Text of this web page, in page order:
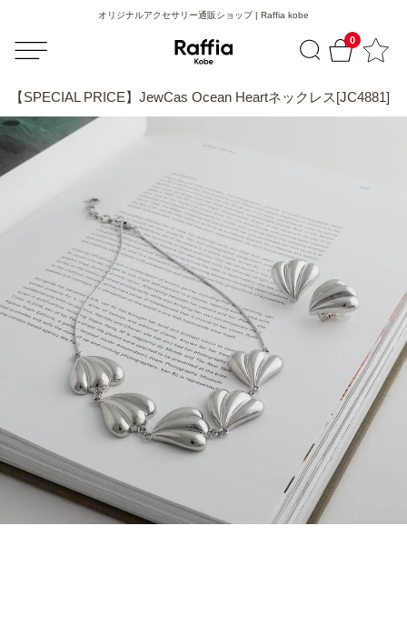
0
オリジナルアクセサリー通販ショップ | Raffia kobe
【SPECIAL PRICE】JewCas Ocean Heartネックレス[JC4881]